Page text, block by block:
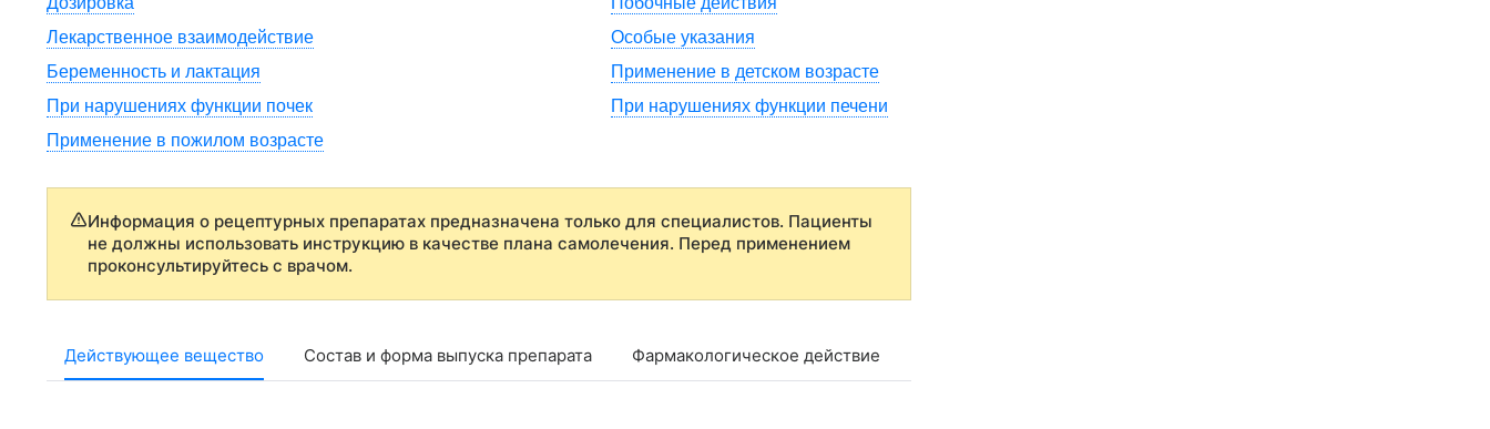
Лекарственное взаимодействие
Особые указания
Беременность и лактация
Применение в детском возрасте
При нарушениях функции почек
При нарушениях функции печени
Применение в пожилом возрасте
Информация о рецептурных препаратах предназначена только для специалистов. Пациенты
не должны использовать инструкцию в качестве плана самолечения. Перед применением
проконсультируйтесь с врачом.
Действующее вещество Состав и форма выпуска препарата Фармакологическое действие